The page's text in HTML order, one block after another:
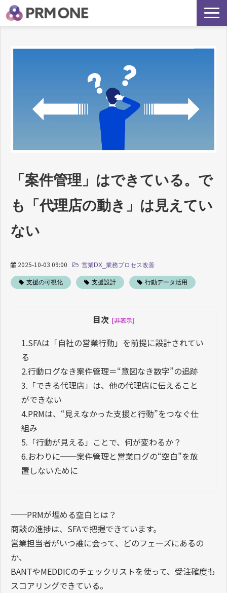
再現される代理店支援とは？
よくあるご質問
「案件管理」はできている。で
も「代理店の動き」は見えてい
ない
2025-10-03 09:00 営業DX_業務プロセス改善
支援の可視化 支援設計 行動データ活用
目次 [非表示]
1.SFAは「自社の営業行動」を前提に設計されてい
る
2.行動ログなき案件管理＝“意図なき数字”の追跡
3. 「できる代理店」は、他の代理店に伝えること
ができない
4.PRMは、“見えなかった支援と行動”をつなぐ仕
組み
5. 「行動が見える」ことで、何が変わるか？
6.おわりに──案件管理と営業ログの“空白”を放
置しないために
──PRMが埋める空白とは？
商談の進捗は、 SFAで把握できています。
営業担当者がいつ誰に会って、どのフェーズにあるの
か、
BANTやMEDDICのチェックリストを使って、受注確度も
スコアリングできている。